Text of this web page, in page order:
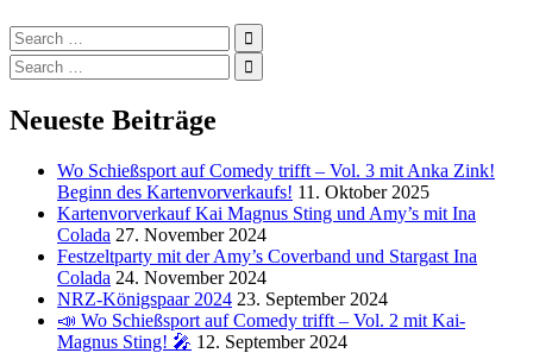
Search
for:
Search
for:
Neueste Beiträge
Wo Schießsport auf Comedy trifft – Vol. 3 mit Anka Zink!
Beginn des Kartenvorverkaufs! 11. Oktober 2025
Kartenvorverkauf Kai Magnus Sting und Amy’s mit Ina
Colada 27. November 2024
Festzeltparty mit der Amy’s Coverband und Stargast Ina
Colada 24. November 2024
NRZ-Königspaar 2024 23. September 2024
📣 Wo Schießsport auf Comedy trifft – Vol. 2 mit Kai-
Magnus Sting! 🎤 12. September 2024